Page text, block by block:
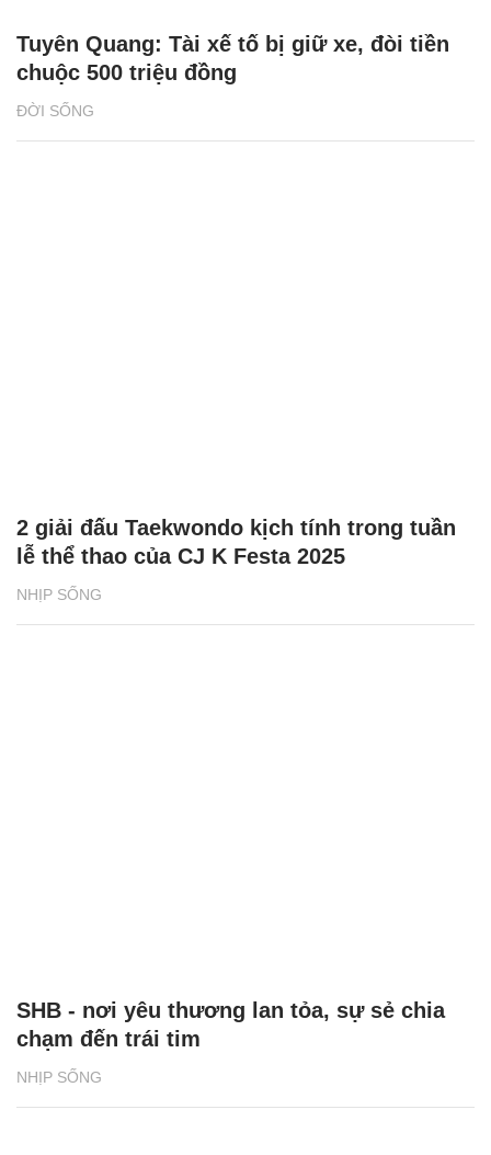
ĐỜI SỐNG
Tuyên Quang: Tài xế tố bị giữ xe, đòi tiền
chuộc 500 triệu đồng
NHỊP SỐNG
2 giải đấu Taekwondo kịch tính trong tuần
lễ thể thao của CJ K Festa 2025
NHỊP SỐNG
SHB - nơi yêu thương lan tỏa, sự sẻ chia
chạm đến trái tim